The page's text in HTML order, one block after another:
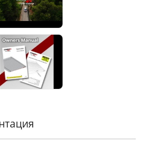
температурных условиях.
ламели для максимальной
широкими и прочными
устойчивыми к порезам,
для исключительной изоляции
с технологией Anti-Leaf